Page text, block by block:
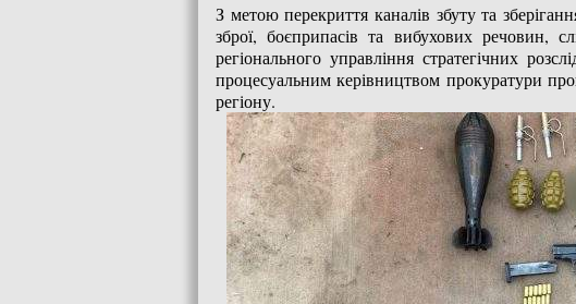
З метою перекриття каналів збуту та
зброї, боєприпасів та вибухових речовин,
регіонального управління стратегічних
процесуальним керівництвом прокуратури
регіону.